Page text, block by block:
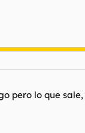
pero lo que